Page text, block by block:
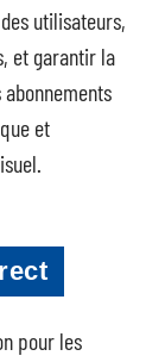
utilisateurs,
et garantir la
et
pour les